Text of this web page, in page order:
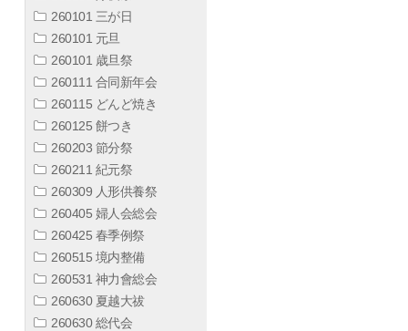
260101 三が日
260101 元旦
260101 歳旦祭
260111 合同新年会
260115 どんど焼き
260125 餅つき
260203 節分祭
260211 紀元祭
260309 人形供養祭
260405 婦人会総会
260425 春季例祭
260515 境内整備
260531 神力會総会
260630 夏越大祓
260630 総代会